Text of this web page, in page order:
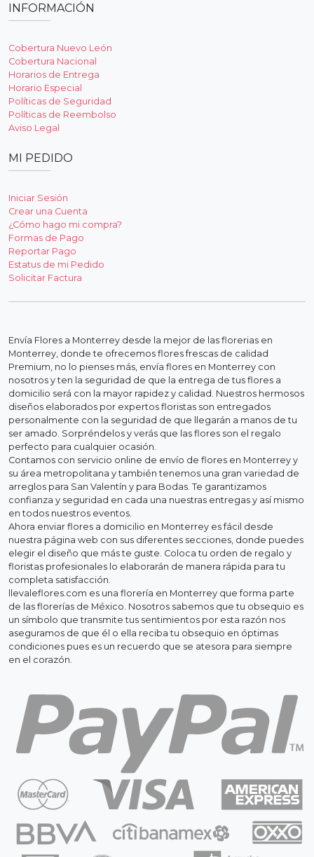
INFORMACIÓN
Cobertura Nuevo León
Cobertura Nacional
Horarios de Entrega
Horario Especial
Políticas de Seguridad
Políticas de Reembolso
Aviso Legal
MI PEDIDO
Iniciar Sesión
Crear una Cuenta
¿Cómo hago mi compra?
Formas de Pago
Reportar Pago
Estatus de mi Pedido
Solicitar Factura
Envía Flores a Monterrey desde la mejor de las florerias en
Monterrey, donde te ofrecemos flores frescas de calidad
Premium, no lo pienses más, envía flores en Monterrey con
nosotros y ten la seguridad de que la entrega de tus flores a
domicilio será con la mayor rapidez y calidad. Nuestros hermosos
diseños elaborados por expertos floristas son entregados
personalmente con la seguridad de que llegarán a manos de tu
ser amado. Sorpréndelos y verás que las flores son el regalo
perfecto para cualquier ocasión.
Contamos con servicio online de envío de flores en Monterrey y
su área metropolitana y también tenemos una gran variedad de
arreglos para San Valentín y para Bodas. Te garantizamos
confianza y seguridad en cada una nuestras entregas y así mismo
en todos nuestros eventos.
Ahora enviar flores a domicilio en Monterrey es fácil desde
nuestra página web con sus diferentes secciones, donde puedes
elegir el diseño que más te guste. Coloca tu orden de regalo y
floristas profesionales lo elaborarán de manera rápida para tu
completa satisfacción.
llevaleflores.com es una florería en Monterrey que forma parte
de las florerías de México. Nosotros sabemos que tu obsequio es
un símbolo que transmite tus sentimientos por esta razón nos
aseguramos de que él o ella reciba tu obsequio en óptimas
condiciones pues es un recuerdo que se atesora para siempre
en el corazón.